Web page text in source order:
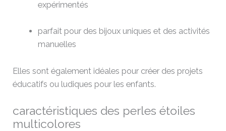
expérimentés
parfait pour des bijoux uniques et des activités
manuelles
Elles sont également idéales pour créer des projets
éducatifs ou ludiques pour les enfants.
caractéristiques des perles étoiles
multicolores